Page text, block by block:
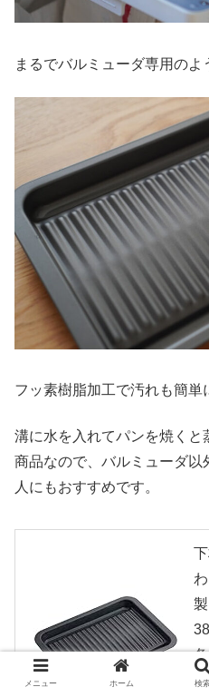
まるでバルミューダ専用のよ
フッ素樹脂加工で汚れも簡単
溝に水を入れてパンを焼くと
商品なので、バルミューダ以
人にもおすすめです。
条
メニュー ホーム 検